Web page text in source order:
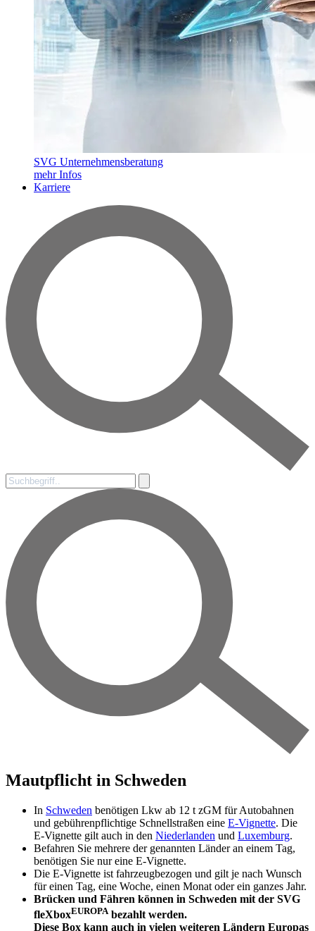
SVG Unternehmensberatung
mehr Infos
Karriere
Mautpflicht in Schweden
In Schweden benötigen Lkw ab 12 t zGM für Autobahnen
und gebührenpflichtige Schnellstraßen eine E-Vignette. Die
E-Vignette gilt auch in den Niederlanden und Luxemburg.
Befahren Sie mehrere der genannten Länder an einem Tag,
benötigen Sie nur eine E-Vignette.
Die E-Vignette ist fahrzeugbezogen und gilt je nach Wunsch
für einen Tag, eine Woche, einen Monat oder ein ganzes Jahr.
Brücken und Fähren können in Schweden mit der SVG
fleXboxEUROPAbezahlt werden.
Diese Box kann auch in vielen weiteren Ländern Europas